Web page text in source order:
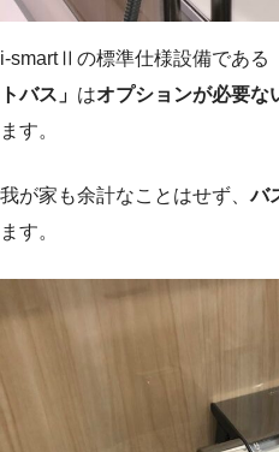
i-smartⅡの標準仕様設備である
トバス」 はオプションが必要な
ます。
我が家も余計なことはせず、バ
ます。